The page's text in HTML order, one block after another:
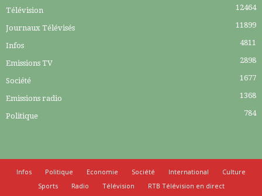
Télévision 12464
Journaux Télévisés 11899
Infos 4811
Emissions TV 2898
Société 1677
Emissions radio 1368
Politique 784
Infos Politique Economie Société International
Culture
Sports
Radio Télévision
RTB Télévision en direct